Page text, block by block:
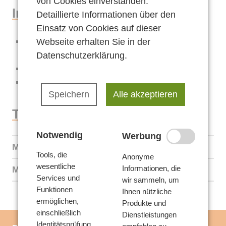
Verwaltung
Angebote
Team
Anfrage stellen
Voraussetzungen
Leistungen
…genauer betrachtet
Voraussetzungen
Leistungen
Aufgaben
Teilnahmebedingungen
Inhouse Seminare
Anfahrt
Inhalt
andere Lebenswelten erkennen und
verstehen
Fallbesprechungen
Termine
Mi,
Mi, 23.08.23 16.00 – 19.30
Detaillierte Informationen über den
Einsatz von Cookies auf dieser
Webseite erhalten Sie in der
Datenschutzerklärung.
Speichern Alle akzeptieren
Notwendig
Tools, die
wesentliche
Services und
Funktionen
ermöglichen,
einschließlich
Werbung
Anonyme
Informationen, die
wir sammeln, um
Ihnen nützliche
Produkte und
Dienstleistungen